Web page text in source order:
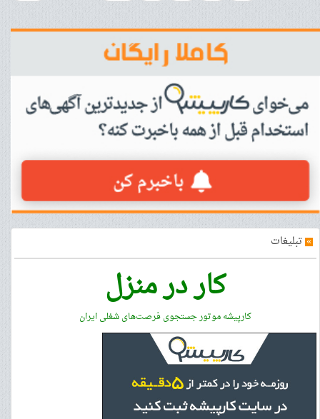
» تبلیغات
کار در منزل
کارپیشه موتور جستجوی فرصت‌های شغلی ایران